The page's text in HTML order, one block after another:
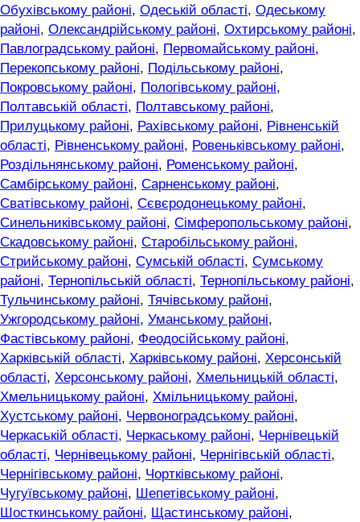
Обухівському районі, Одеській області, Одеському
районі, Олександрійському районі, Охтирському районі,
Павлоградському районі, Первомайському районі,
Перекопському районі, Подільському районі,
Покровському районі, Пологівському районі,
Полтавській області, Полтавському районі,
Прилуцькому районі, Рахівському районі, Рівненській
області, Рівненському районі, Ровеньківському районі,
Роздільнянському районі, Роменському районі,
Самбірському районі, Сарненському районі,
Сватівському районі, Сєвєродонецькому районі,
Синельниківському районі, Сімферопольському районі,
Скадовському районі, Старобільському районі,
Стрийському районі, Сумській області, Сумському
районі, Тернопільській області, Тернопільському районі,
Тульчинському районі, Тячівському районі,
Ужгородському районі, Уманському районі,
Фастівському районі, Феодосійському районі,
Харківській області, Харківському районі, Херсонській
області, Херсонському районі, Хмельницькій області,
Хмельницькому районі, Хмільницькому районі,
Хустському районі, Червоноградському районі,
Черкаській області, Черкаському районі, Чернівецькій
області, Чернівецькому районі, Чернігівській області,
Чернігівському районі, Чортківському районі,
Чугуївському районі, Шепетівському районі,
Шосткинському районі, Щастинському районі,